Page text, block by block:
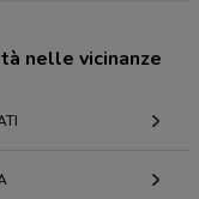
nelle vicinanze